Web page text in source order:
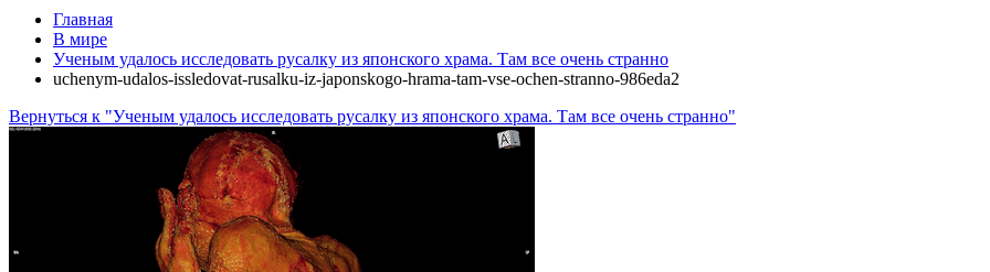
Главная
В мире
Ученым удалось исследовать русалку из японского храма. Там все очень странно
uchenym-udalos-issledovat-rusalku-iz-japonskogo-hrama-tam-vse-ochen-stranno-986eda2
Вернуться к "Ученым удалось исследовать русалку из японского храма. Там все очень странно"